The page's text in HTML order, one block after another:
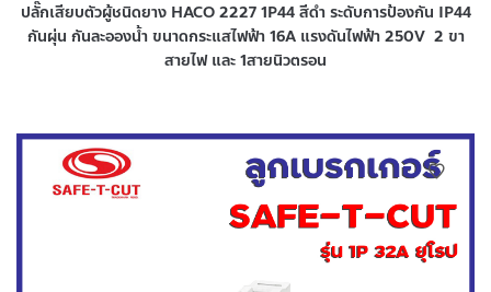
ปลั๊กเสียบตัวผู้ชนิดยาง HACO 2227 1P44 สีดำ ระดับการป้องกัน IP44
กันผุ่น กันละอองน้ำ ขนาดกระแสไฟฟ้า 16A แรงดันไฟฟ้า 250V 2 ขา
สายไฟ และ 1สายนิวตรอน